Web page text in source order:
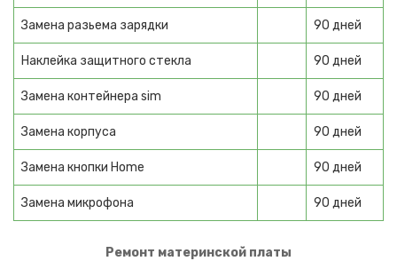
Электросамокаты
Электроскейты
Бытовая техника
КРУПНАЯ ТЕХНИКА
Подогреватели посуды
Варочные панели
Замена разьема зарядки 90 дней
Наклейка защитного стекла 90 дней
Замена контейнера sim 90 дней
Замена корпуса 90 дней
Замена кнопки Home 90 дней
Замена микрофона 90 дней
Ремонт материнской платы